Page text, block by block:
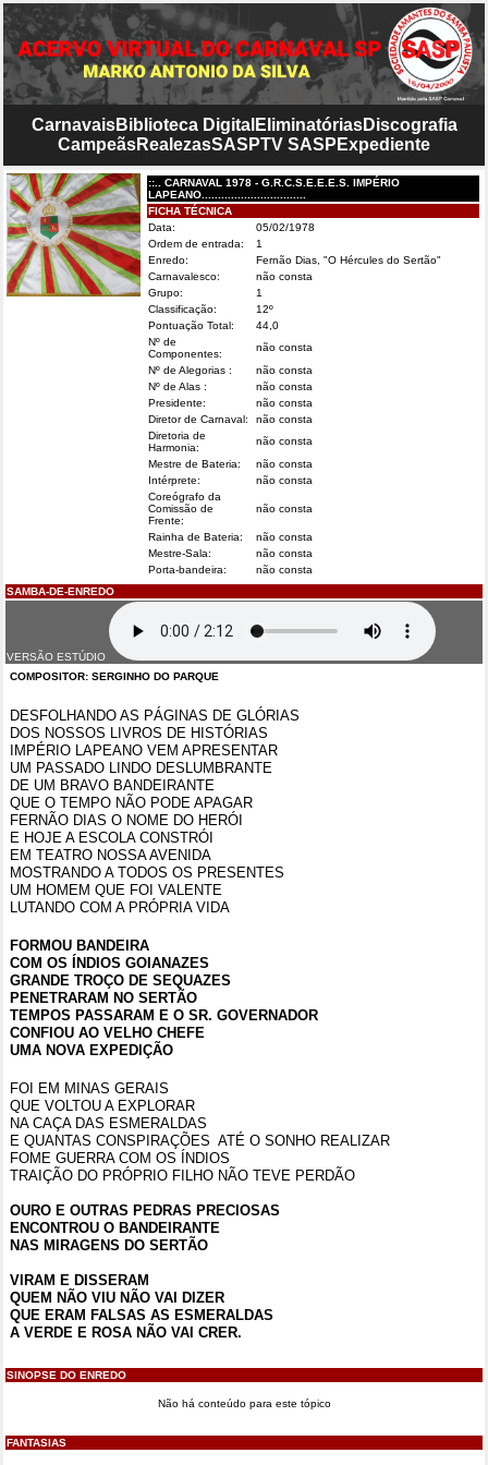
CarnavaisBiblioteca Digital EliminatóriasDiscografia
CampeãsRealezasSASPTV SASP Expediente
::.. CARNAVAL 1978 - G.R.C.S.E.E.E.S. IMPÉRIO
LAPEANO................................
FICHA TÉCNICA
Data:
05/02/1978
Ordem de entrada:
1
Enredo:
Fernão Dias, "O Hércules do Sertão"
Carnavalesco:
não consta
Grupo:
1
Classificação:
12º
Pontuação Total:
44,0
Nº de
Componentes:
não consta
Nº de Alegorias :
não consta
Nº de Alas :
não consta
Presidente:
não consta
Diretor de Carnaval:
não consta
Diretoria de
Harmonia:
não consta
Mestre de Bateria:
não consta
Intérprete:
não consta
Coreógrafo da
Comissão de
Frente:
não consta
Rainha de Bateria:
não consta
Mestre-Sala:
não consta
Porta-bandeira:
não consta
SAMBA-DE-ENREDO
VERSÃO ESTÚDIO
COMPOSITOR: SERGINHO DO PARQUE
DESFOLHANDO AS PÁGINAS DE GLÓRIAS
DOS NOSSOS LIVROS DE HISTÓRIAS
IMPÉRIO LAPEANO VEM APRESENTAR
UM PASSADO LINDO DESLUMBRANTE
DE UM BRAVO BANDEIRANTE
QUE O TEMPO NÃO PODE APAGAR
FERNÃO DIAS O NOME DO HERÓI
E HOJE A ESCOLA CONSTRÓI
EM TEATRO NOSSA AVENIDA
MOSTRANDO A TODOS OS PRESENTES
UM HOMEM QUE FOI VALENTE
LUTANDO COM A PRÓPRIA VIDA
FORMOU BANDEIRA
COM OS ÍNDIOS GOIANAZES
GRANDE TROÇO DE SEQUAZES
PENETRARAM NO SERTÃO
TEMPOS PASSARAM E O SR. GOVERNADOR
CONFIOU AO VELHO CHEFE
UMA NOVA EXPEDIÇÃO
FOI EM MINAS GERAIS
QUE VOLTOU A EXPLORAR
NA CAÇA DAS ESMERALDAS
E QUANTAS CONSPIRAÇÕES ATÉ O SONHO REALIZAR
FOME GUERRA COM OS ÍNDIOS
TRAIÇÃO DO PRÓPRIO FILHO NÃO TEVE PERDÃO
OURO E OUTRAS PEDRAS PRECIOSAS
ENCONTROU O BANDEIRANTE
NAS MIRAGENS DO SERTÃO
VIRAM E DISSERAM
QUEM NÃO VIU NÃO VAI DIZER
QUE ERAM FALSAS AS ESMERALDAS
A VERDE E ROSA NÃO VAI CRER.
SINOPSE DO ENREDO
Não há conteúdo para este tópico
FANTASIAS